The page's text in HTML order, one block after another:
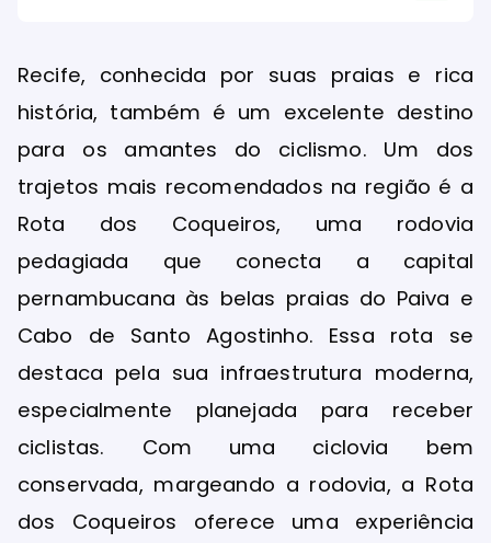
Recife, conhecida por suas praias e rica
história, também é um excelente destino
para os amantes do ciclismo. Um dos
trajetos mais recomendados na região é a
Rota dos Coqueiros, uma rodovia
pedagiada que conecta a capital
pernambucana às belas praias do Paiva e
Cabo de Santo Agostinho. Essa rota se
destaca pela sua infraestrutura moderna,
especialmente planejada para receber
ciclistas. Com uma ciclovia bem
conservada, margeando a rodovia, a Rota
dos Coqueiros oferece uma experiência